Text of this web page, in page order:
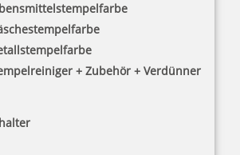
+ Zubehör + Verdünner